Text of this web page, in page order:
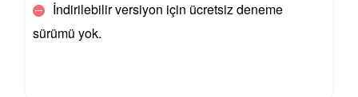
İndirilebilir versiyon için ücretsiz deneme
sürümü yok.